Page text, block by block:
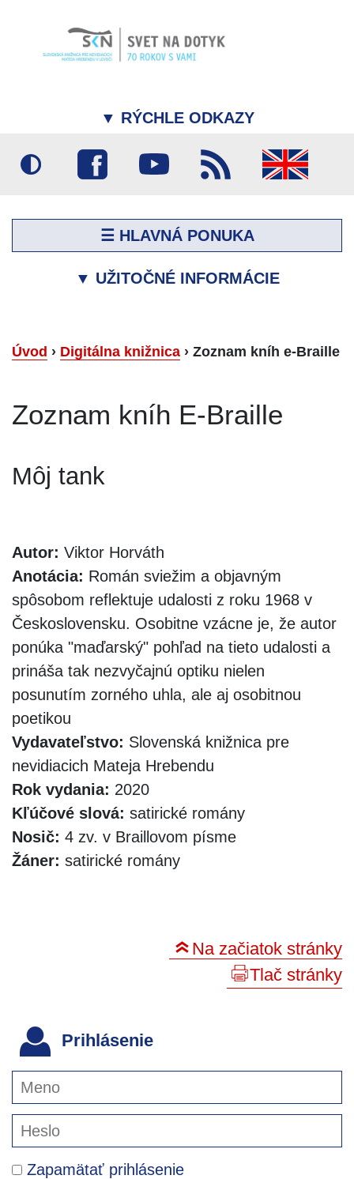
▼ RÝCHLE ODKAZY
☰ HLAVNÁ PONUKA
▼ UŽITOČNÉ INFORMÁCIE
Úvod › Digitálna knižnica › Zoznam kníh e-Braille
Zoznam kníh E-Braille
Môj tank
Autor: Viktor Horváth
Anotácia: Román sviežim a objavným
spôsobom reflektuje udalosti z roku 1968 v
Československu. Osobitne vzácne je, že autor
ponúka "maďarský" pohľad na tieto udalosti a
prináša tak nezvyčajnú optiku nielen
posunutím zorného uhla, ale aj osobitnou
poetikou
Vydavateľstvo: Slovenská knižnica pre
nevidiacich Mateja Hrebendu
Rok vydania: 2020
Kľúčové slová: satirické romány
Nosič: 4 zv. v Braillovom písme
Žáner: satirické romány
Na začiatok stránky
Tlač stránky
Prihlásenie
Zapamätať prihlásenie